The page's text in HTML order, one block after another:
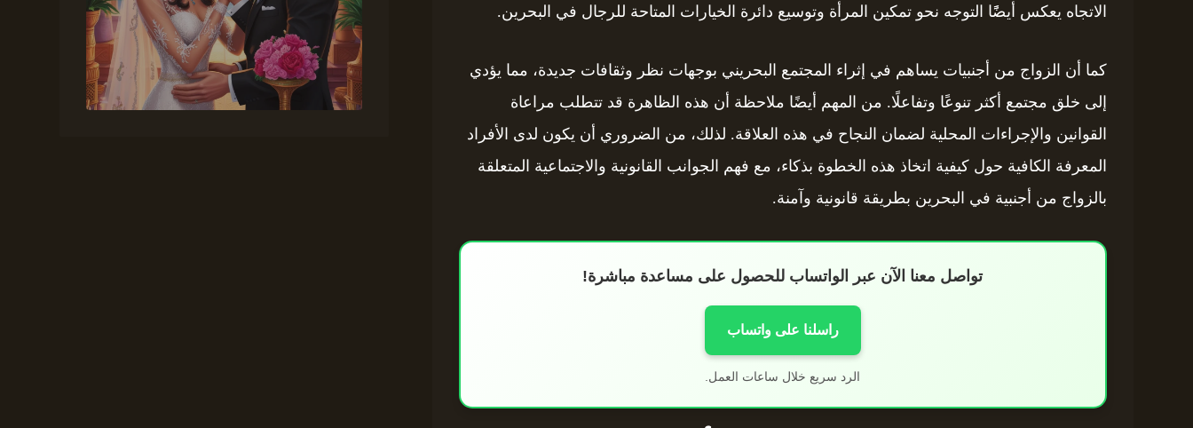
الاتجاه يعكس أيضًًا التوجه نحو تمكين المرأة وتوسيع دائرة الخيارات المتاحة للرجال في البحرين.
كما أن الزواج من أجنبيات يساهم في إثراء المجتمع البحريني بوجهات نظر وثقافات جديدة، مما يؤدي
إلى خلق مجتمع أكثر تنوعًا وتفاعلًا. من المهم أيضًا ملاحظة أن هذه الظاهرة قد تتطلب مراعاة
القوانين والإجراءات المحلية لضمان النجاح في هذه العلاقة. لذلك، من الضروري أن يكون لدى الأفراد
المعرفة الكافية حول كيفية اتخاذ هذه الخطوة بذكاء، مع فهم الجوانب القانونية والاجتماعية المتعلقة
بالزواج من أجنبية في البحرين بطريقة قانونية وآمنة.
تواصل معنا الآن عبر الواتساب للحصول على مساعدة مباشرة!
راسلنا على واتساب
الرد سريع خلال ساعات العمل.